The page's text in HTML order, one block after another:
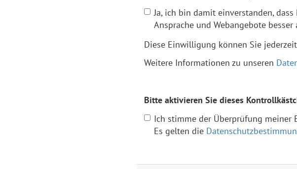
Ja, ich bin damit einverstanden,
Ansprache und Webangebote
Diese Einwilligung können Sie jederzeit
Weitere Informationen zu unseren
Bitte aktivieren Sie dieses
Ich stimme der Überprüfung meiner
Es gelten die